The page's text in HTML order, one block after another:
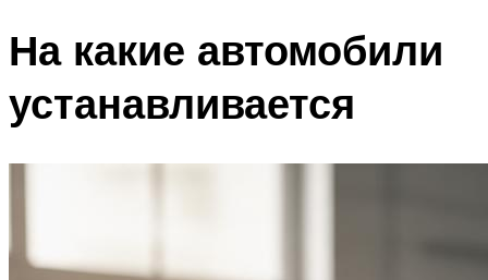
На какие автомобили
устанавливается